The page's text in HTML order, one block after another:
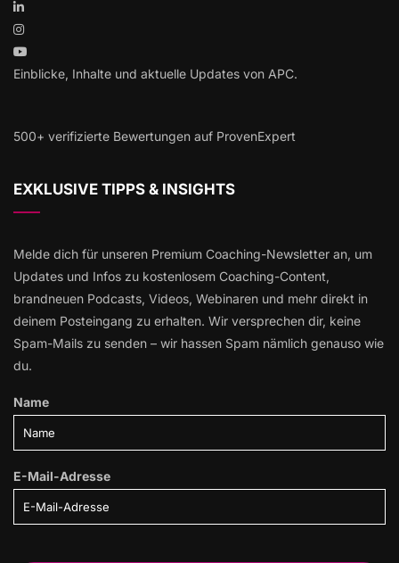
Einblicke, Inhalte und aktuelle Updates von APC.
500+ verifizierte Bewertungen auf ProvenExpert
EXKLUSIVE TIPPS & INSIGHTS
Melde dich für unseren Premium Coaching-Newsletter an, um
Updates und Infos zu kostenlosem Coaching-Content,
brandneuen Podcasts, Videos, Webinaren und mehr direkt in
deinem Posteingang zu erhalten. Wir versprechen dir, keine
Spam-Mails zu senden – wir hassen Spam nämlich genauso wie
du.
Name
E-Mail-Adresse